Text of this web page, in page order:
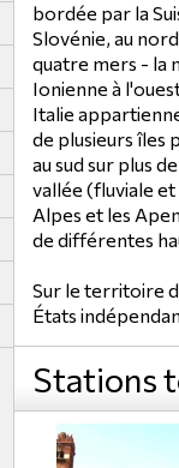
bordée par la
Slovénie, au
quatre mers - la
Ionienne à
Italie
de plusieurs îles
au sud sur plus
vallée (fluviale
Alpes et les
de différentes
Sur le territoire
États
Stations